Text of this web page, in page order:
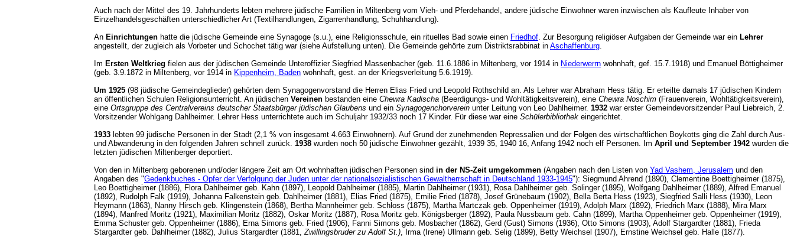
Auch nach der Mittel des 19. Jahrhunderts lebten mehrere jüdische Familien in Miltenberg vom Vieh- und Pferdehandel, andere jüdische Einwohner waren inzwischen als Kaufleute Inhaber von
Einzelhandelsgeschäften unterschiedlicher Art (Textilhandlungen, Zigarrenhandlung, Schuhhandlung).
An Einrichtungen hatte die jüdische Gemeinde eine Synagoge (s.u.), eine Religionsschule, ein rituelles Bad sowie einen Friedhof. Zur Besorgung religiöser Aufgaben der Gemeinde war ein Lehrer
angestellt, der zugleich als Vorbeter und Schochet tätig war (siehe Aufstellung unten). Die Gemeinde gehörte zum Distriktsrabbinat in Aschaffenburg.
Im Ersten Weltkrieg fielen aus der jüdischen Gemeinde Unteroffizier Siegfried Massenbacher (geb. 11.6.1886 in Miltenberg, vor 1914 in Niederwerrn wohnhaft, gef. 15.7.1918) und Emanuel Böttigheimer
(geb. 3.9.1872 in Miltenberg, vor 1914 in Kippenheim, Baden wohnhaft, gest. an der Kriegsverleitung 5.6.1919).
Um 1925 (98 jüdische Gemeindeglieder) gehörten dem Synagogenvorstand die Herren Elias Fried und Leopold Rothschild an. Als Lehrer war Abraham Hess tätig. Er erteilte damals 17 jüdischen Kindern
an öffentlichen Schulen Religionsunterricht. An jüdischen Vereinen bestanden eine Chewra Kadischa (Beerdigungs- und Wohltätigkeitsverein), eine Chewra Noschim (Frauenverein, Wohltätigkeitsverein),
eine Ortsgruppe des Centralvereins deutscher Staatsbürger jüdischen Glaubens und ein Synagogenchorverein unter Leitung von Leo Dahlheimer. 1932 war erster Gemeindevorsitzender Paul Liebreich, 2.
Vorsitzender Wohlgang Dahlheimer. Lehrer Hess unterrichtete auch im Schuljahr 1932/33 noch 17 Kinder. Für diese war eine Schülerbibliothek eingerichtet.
1933 lebten 99 jüdische Personen in der Stadt (2,1 % von insgesamt 4.663 Einwohnern). Auf Grund der zunehmenden Repressalien und der Folgen des wirtschaftlichen Boykotts ging die Zahl durch Aus-
und Abwanderung in den folgenden Jahren schnell zurück. 1938 wurden noch 50 jüdische Einwohner gezählt, 1939 35, 1940 16, Anfang 1942 noch elf Personen. Im April und September 1942 wurden die
letzten jüdischen Miltenberger deportiert.
Von den in Miltenberg geborenen und/oder längere Zeit am Ort wohnhaften jüdischen Personen sind in der NS-Zeit umgekommen (Angaben nach den Listen von Yad Vashem, Jerusalem und den
Angaben des "Gedenkbuches - Opfer der Verfolgung der Juden unter der nationalsozialistischen Gewaltherrschaft in Deutschland 1933-1945"): Siegmund Ahrend (1890), Clementine Boettigheimer (1875),
Leo Boettigheimer (1886), Flora Dahlheimer geb. Kahn (1897), Leopold Dahlheimer (1885), Martin Dahlheimer (1931), Rosa Dahlheimer geb. Solinger (1895), Wolfgang Dahlheimer (1889), Alfred Emanuel
(1892), Rudolph Falk (1919), Johanna Falkenstein geb. Dahlheimer (1881), Elias Fried (1875), Emilie Fried (1878), Josef Grünebaum (1902), Bella Berta Hess (1923), Siegfried Salli Hess (1930), Leon
Heymann (1863), Nanny Hirsch geb. Klingenstein (1868), Bertha Mannheimer geb. Schloss (1875), Martha Martczak geb. Oppenheimer (1919), Adolph Marx (1892), Friedrich Marx (1888), Mira Marx
(1894), Manfred Moritz (1921), Maximilian Moritz (1882), Oskar Moritz (1887), Rosa Moritz geb. Königsberger (1892), Paula Nussbaum geb. Cahn (1899), Martha Oppenheimer geb. Oppenheimer (1919),
Emma Schuster geb. Oppenheimer (1886), Erna Simons geb. Fried (1906), Fanni Simons geb. Mosbacher (1862), Gerd (Gust) Simons (1936), Otto Simons (1903), Adolf Stargardter (1881), Frieda
Stargardter geb. Dahlheimer (1882), Julius Stargardter (1881,Zwillingsbruder zu Adolf St.), Irma (Irene) Ullmann geb. Selig (1899), Betty Weichsel (1907), Ernstine Weichsel geb. Halle (1877).